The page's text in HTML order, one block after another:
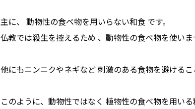
主に、 動物性の食べ物を用いらない和食 です。
仏教では殺生を控えるため 、動物性の食べ物を使いま
他にもニンニクやネギなど 刺激のある食物を避ける
このように、動物性ではなく 植物性の食べ物を用いる